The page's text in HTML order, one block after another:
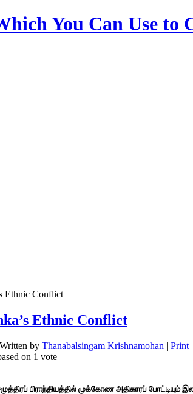
You Can Use to
Ethnic Conflict
Ethnic Conflict
Written by Thanabalsingam Krishnamohan | Print
on 1 vote
பிராந்தியத்தில் முக்கோண அதிகாரப்